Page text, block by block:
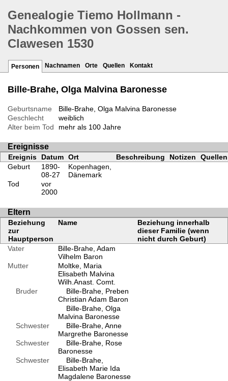
Genealogie Tiemo Hollmann -
Nachkommen von Gossen sen.
Clawesen 1530
Personen Nachnamen Orte Quellen Kontakt
Bille-Brahe, Olga Malvina Baronesse
Geburtsname
Bille-Brahe, Olga Malvina Baronesse
Geschlecht
weiblich
Alter beim Tod
mehr als 100 Jahre
Ereignisse
Ereignis Datum Ort Beschreibung Notizen
Quellen
Geburt
1890-
08-27
Kopenhagen,
Dänemark
Tod
vor
2000
Eltern
Beziehung
zur
Hauptperson
Name
Beziehung innerhalb
dieser Familie (wenn
nicht durch Geburt)
Vater
Bille-Brahe, Adam
Vilhelm Baron
Mutter
Moltke, Maria
Elisabeth Malvina
Wilh.Anast. Comt.
Bruder
Bille-Brahe, Preben
Christian Adam Baron
Bille-Brahe, Olga
Malvina Baronesse
Schwester
Bille-Brahe, Anne
Margrethe Baronesse
Schwester
Bille-Brahe, Rose
Baronesse
Schwester
Bille-Brahe,
Elisabeth Marie Ida
Magdalene Baronesse